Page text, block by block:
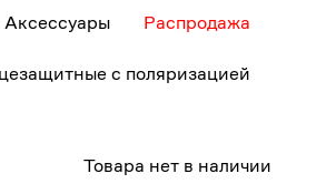
Аксессуары Распродажа
с поляризацией
Товара нет в наличии